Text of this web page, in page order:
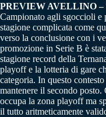
PREVIEW AVELLINO
Campionato agli sgoccioli e
stagione complicata come
verso la conclusione con i
promozione in Serie B è
stagione record della
playoff e la lotteria di gare
categoria. In questo
mantenere il secondo
occupa la zona playoff ma
il tutto aritmeticamente